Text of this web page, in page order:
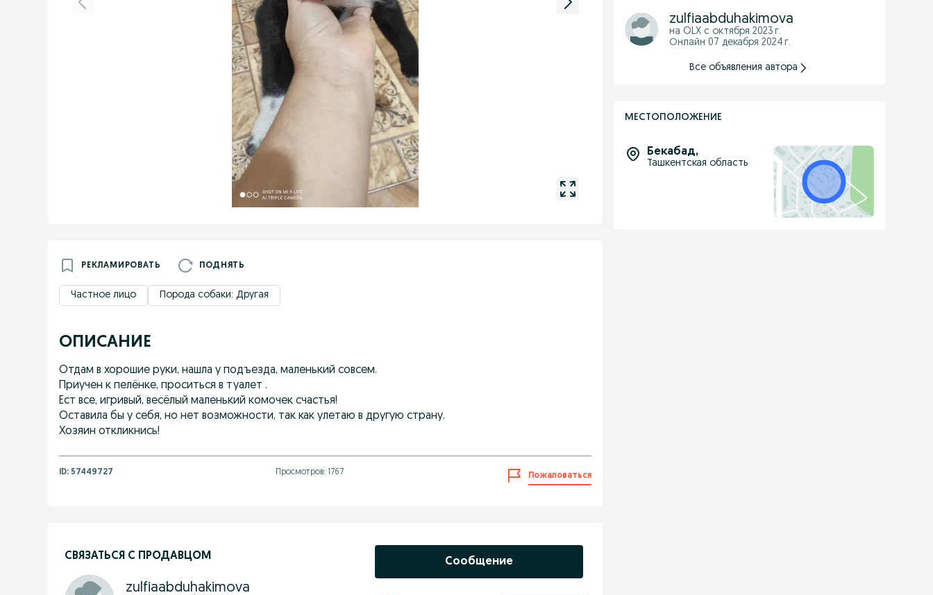
РЕКЛАМИРОВАТЬ ПОДНЯТЬ
Частное лицо Порода собаки: Другая
ОПИСАНИЕ
Отдам в хорошие руки, нашла у подъезда, маленький совсем.
Приучен к пелёнке, проситься в туалет .
Ест все, игривый, весёлый маленький комочек счастья!
Оставила бы у себя, но нет возможности, так как улетаю в другую страну.
Хозяин откликнись!
ID: 57449727 Просмотров: 1767 Пожаловаться
СВЯЗАТЬСЯ С ПРОДАВЦОМ
zulfiaabduhakimova
Сообщение
zulfiaabduhakimova
на OLX с октября 2023 г.
Онлайн 07 декабря 2024 г.
Все объявления автора
МЕСТОПОЛОЖЕНИЕ
Бекабад,
Ташкентская область